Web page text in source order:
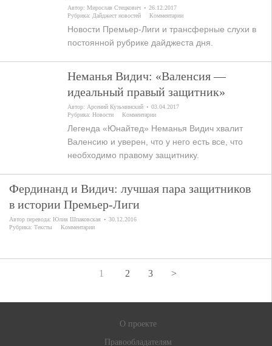
Автор:Мирослав Стецкович
26.12.2017
Рубрика: Дайджест новостей Комментарии
Новости Премьер-Лиги и трансферные слухи в
постоянной рубрике дайджеста дня.
Неманья Видич: «Валенсия —
идеальный правый защитник»
Автор: Арсений Кузьминский
03.04.2017
Рубрика:Новости Комментарии
Легенда «Юнайтед» Неманья Видич хвалит
Валенсию и уверен, что у него есть все, что
необходимо правому защитнику.
Фердинанд и Видич: лучшая пара защитников
в истории Премьер-Лиги
Автор перевода: Юлия Шпаковская
30.12.2016
Рубрика: Тексты Комментарии
1 2 3 >
О проекте
Правообладателям